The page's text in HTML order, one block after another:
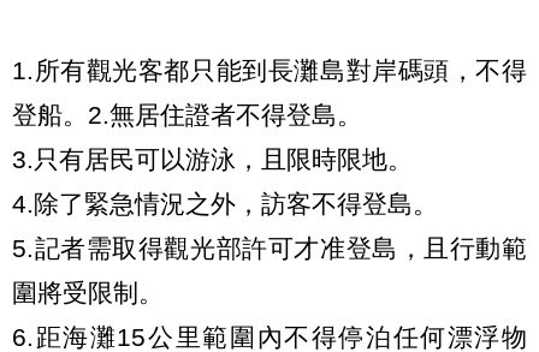
1.所有觀光客都只能到長灘島對岸碼頭，不得
登船。2.無居住證者不得登島。
3.只有居民可以游泳，且限時限地。
4.除了緊急情況之外，訪客不得登島。
5.記者需取得觀光部許可才准登島，且行動範
圍將受限制。
6.距海灘15公里範圍內不得停泊任何漂浮物